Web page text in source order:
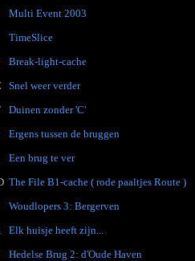
Multi Event 2003
TimeSlice
Break-light-cache
Snel weer verder
Duinen zonder 'C'
Ergens tussen de bruggen
Een brug te ver
The File B1-cache ( rode paaltjes Route )
Woudlopers 3: Bergerven
Elk huisje heeft zijn...
Hedelse Brug 2: d'Oude Haven